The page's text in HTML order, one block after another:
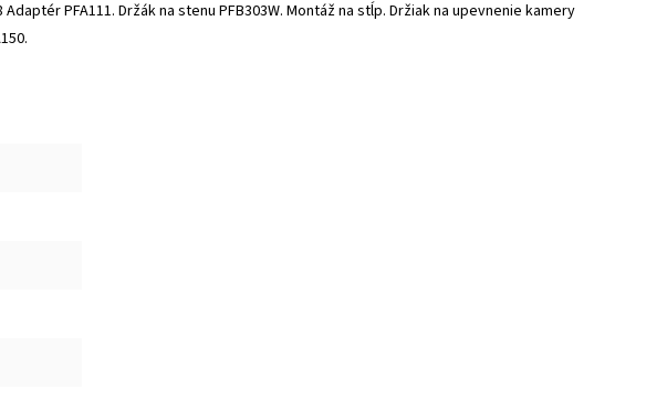
PFA111. Držák na stenu PFB303W. Montáž na stĺp. Držiak na upevnenie kamery